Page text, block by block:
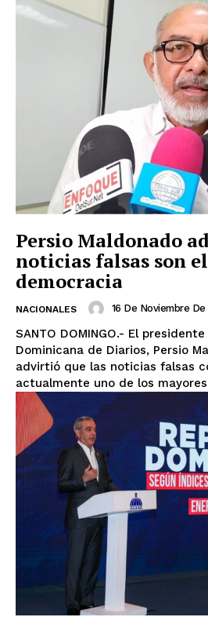
Persio Maldonado
noticias falsas son
democracia
NACIONALES 16 De Noviembre
SANTO DOMINGO.- El
Dominicana de Diarios, Persio
advirtió que las noticias falsas
actualmente uno de los